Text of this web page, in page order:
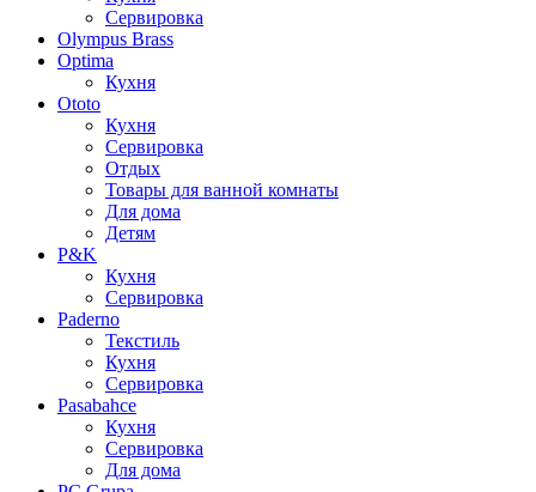
Сервировка
Olympus Brass
Optima
Кухня
Ototo
Кухня
Сервировка
Отдых
Товары для ванной комнаты
Для дома
Детям
P&K
Кухня
Сервировка
Paderno
Текстиль
Кухня
Сервировка
Pasabahce
Кухня
Сервировка
Для дома